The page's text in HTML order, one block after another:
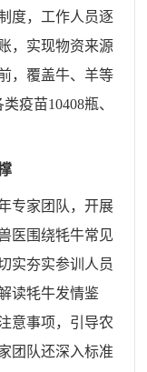
度，工作人员逐
，实现物资来源
，覆盖牛、羊等
疫苗10408瓶、
专家团队，开展
医围绕牦牛常见
实夯实参训人员
读牦牛发情鉴
意事项，引导农
团队还深入标准